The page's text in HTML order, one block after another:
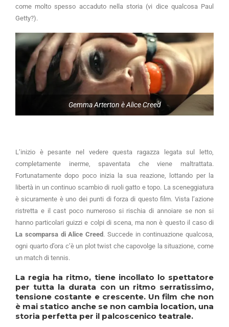
come molto spesso accaduto nella storia (vi dice qualcosa Paul
Getty?).
Gemma Arterton è Alice Creed
L’inizio è pesante nel vedere questa ragazza legata sul letto,
completamente inerme, spaventata che viene maltrattata.
Fortunatamente dopo poco inizia la sua reazione, lottando per la
libertà in un continuo scambio di ruoli gatto e topo. La sceneggiatura
è sicuramente è uno dei punti di forza di questo film. Vista l’azione
ristretta e il cast poco numeroso si rischia di annoiare se non si
hanno particolari guizzi e colpi di scena, ma non è questo il caso di
La scomparsa di Alice Creed . Succede in continuazione qualcosa,
ogni quarto d’ora c’è un plot twist che capovolge la situazione, come
un match di tennis.
La regia ha ritmo, tiene incollato lo spettatore
per tutta la durata con un ritmo serratissimo,
tensione costante e crescente. Un film che non
è mai statico anche se non cambia location, una
storia perfetta per il palcoscenico teatrale.